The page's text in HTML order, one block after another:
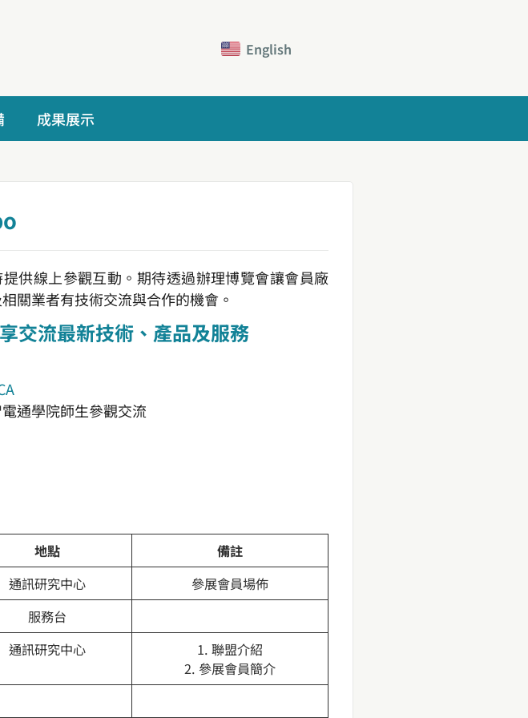
English
成果展示
供線上參觀互動。期待透過辦理博覽會讓會員廠
關業者有技術交流與合作的機會。
交流最新技術、產品及服務
通學院師生參觀交流
地點
備註
通訊研究中心
參展會員場佈
服務台
通訊研究中心
1. 聯盟介紹
2. 參展會員簡介